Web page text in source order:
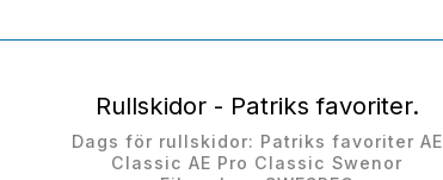
Rullskidor - Patriks favoriter.
Dags för rullskidor: Patriks favoriter AE
Classic AE Pro Classic Swenor